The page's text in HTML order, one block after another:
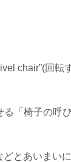
chair”(回転
「椅子の呼
とあいまい